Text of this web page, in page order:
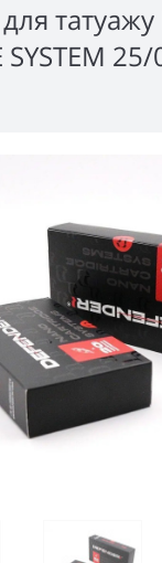
татуажу
SYSTEM